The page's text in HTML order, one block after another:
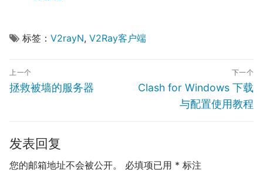
标签： V2rayN, V2Ray客户端
文
章
上一个
Previous
拯救被墙的服务器
下一个
Next
Clash for Windows 下载
与配置使用教程
发表回复
您的邮箱地址不会被公开。 必填项已用 * 标注